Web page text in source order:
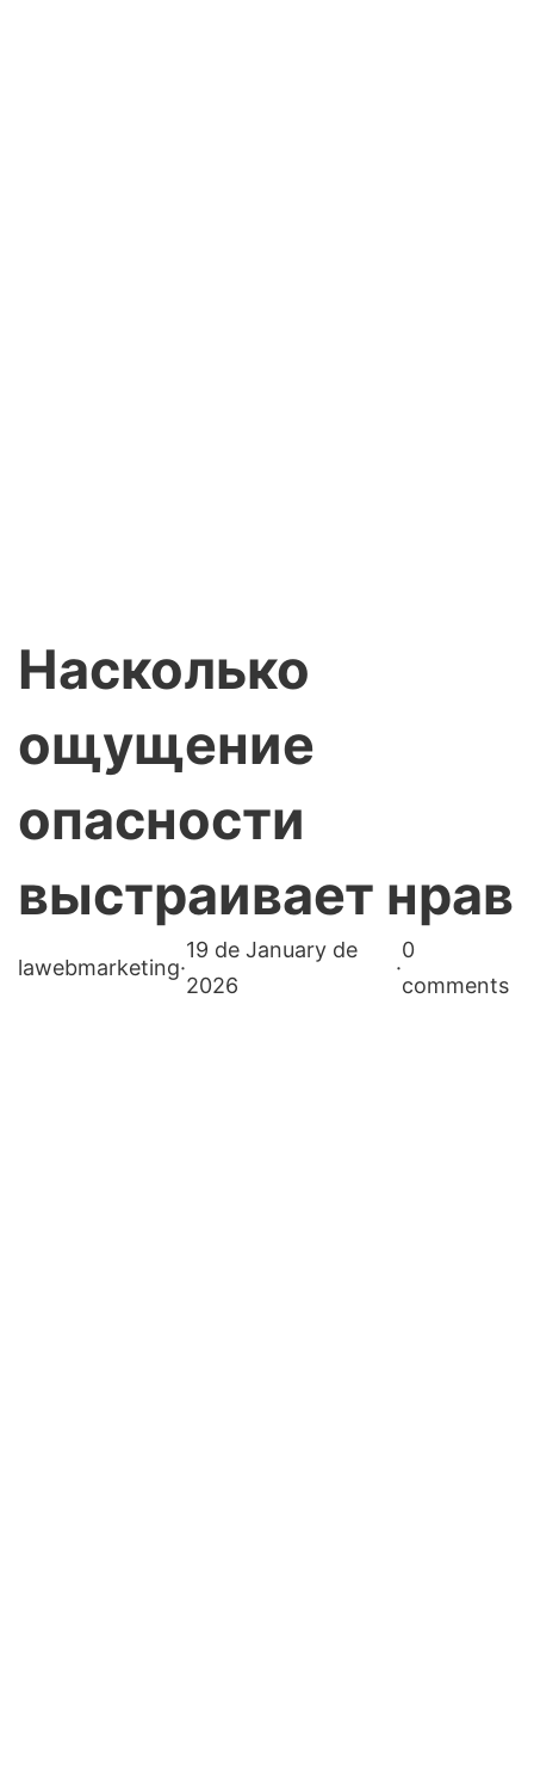
Насколько
ощущение
опасности
выстраивает нрав
lawebmarketing·
19 de January de
2026
·
0
comments